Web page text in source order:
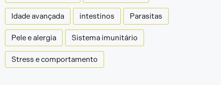
Idade avançada intestinos Parasitas
Pele e alergia Sistema imunitário
Stress e comportamento